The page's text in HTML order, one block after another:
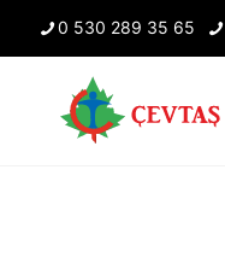
0 530 289 35 65